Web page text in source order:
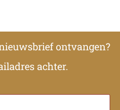
ontvangen?
achter.